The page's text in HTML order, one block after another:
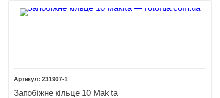
231907-1
Запобіжне кільце 10 Makita